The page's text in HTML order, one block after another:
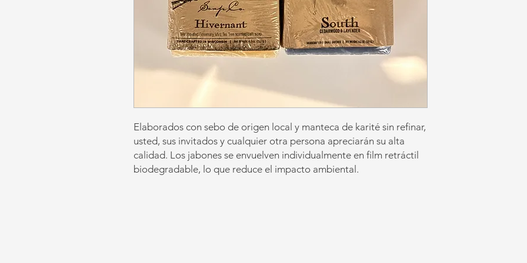
Elaborados con sebo de origen local y manteca de karité sin refinar,
usted, sus invitados y cualquier otra persona apreciarán su alta
calidad. Los jabones se envuelven individualmente en film retráctil
biodegradable, lo que reduce el impacto ambiental.